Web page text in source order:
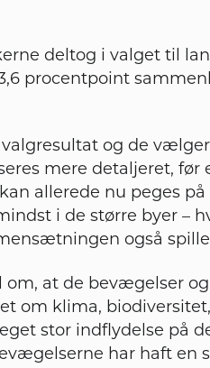
deltog i valget til
procentpoint
og de
mere detaljeret,
allerede nu peges
i de større byer –
også
om, at de bevægelser
om klima,
stor indflydelse på
har haft en